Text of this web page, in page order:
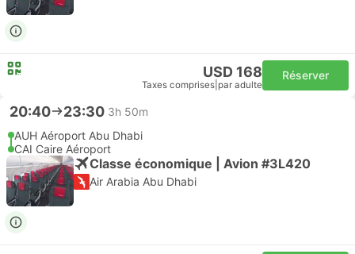
USD 168
Taxes comprises par adulte
Réserver
20:40 23:30 3h 50m
AUH Aéroport Abu Dhabi
CAI Caire Aéroport
Classe économique | Avion #3L420
Air Arabia Abu Dhabi